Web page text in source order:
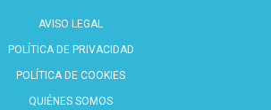
AVISO LEGAL
POLÍTICA DE PRIVACIDAD
POLÍTICA DE COOKIES
QUIÉNES SOMOS